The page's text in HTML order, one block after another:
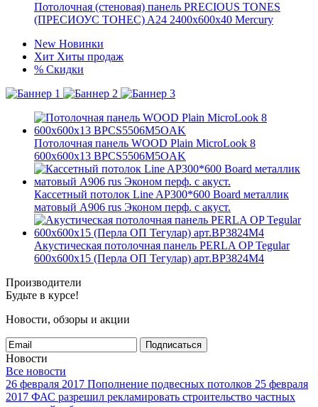
Потолочная (стеновая) панель PRECIOUS TONES
(ПРЕCИОУС ТОНЕС) A24 2400x600x40 Mercury
New Новинки
Хит Хиты продаж
% Скидки
Потолочная панель WOOD Plain MicroLook 8
600x600x13 BPCS5506M5OAK
Кассетный потолок Line AP300*600 Board металлик
матовый А906 rus Эконом перф. с акуст.
Акустическая потолочная панель PERLA OP Tegular
600x600x15 (Перла ОП Тегулар) арт.BP3824M4
Производители
Будьте в курсе!
Новости, обзоры и акции
Подписаться
Новости
Все новости
26 февраля 2017 Пополнение подвесных потолков 25 февраля
2017 ФАС разрешил рекламировать строительство частных